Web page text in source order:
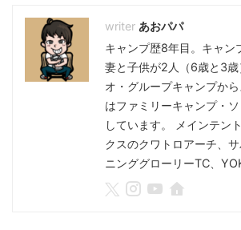
あおパパ
キャンプ歴8年目。キャン
妻と子供が2人（6歳と3歳
オ・グループキャンプか
はファミリーキャンプ・
しています。 メインテン
クスのクワトロアーチ、
ニンググローリーTC、